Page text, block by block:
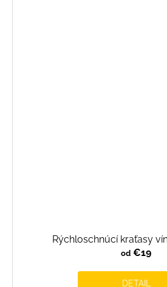
Rýchloschnúcí kraťasy
od €19
DETAIL